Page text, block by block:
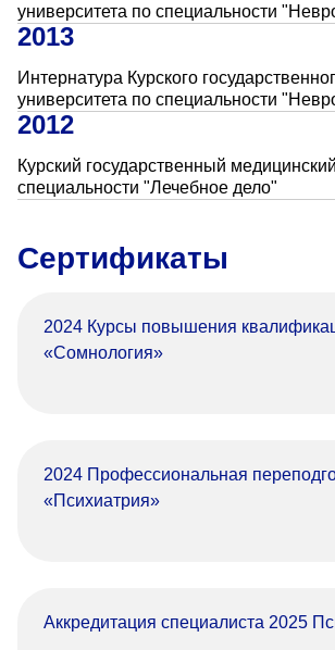
Санаторий-
«Парус»
Адрес
399000, г. Липецк, Плехановское
Понедельник — четверг
08:00–16:45
Пятница
08:00–15:45
+7 (4742) 72-73-31
Версия для
университета по специальности
2013
Интернатура Курского
университета по специальности
2012
Курский государственный
специальности "Лечебное дело"
Сертификаты
2024 Курсы повышения
«Сомнология»
2024 Профессиональная
«Психиатрия»
Аккредитация специалиста 2025